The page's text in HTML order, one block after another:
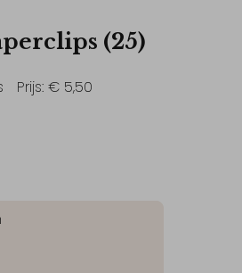
(25)
Prijs: € 5,50